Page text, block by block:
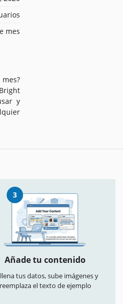
mes
y
3
Añade tu contenido
tus datos, sube imágenes y
reemplaza el texto de ejemplo